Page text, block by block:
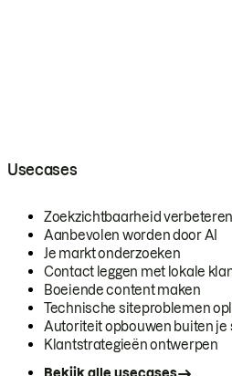
Usecases
Zoekzichtbaarheid verbeteren
Aanbevolen worden door AI
Je markt onderzoeken
Contact leggen met lokale
Boeiende content maken
Technische siteproblemen
Autoriteit opbouwen buiten je
Klantstrategieën ontwerpen